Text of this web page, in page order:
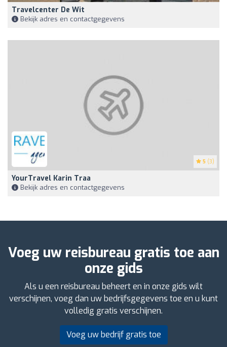
Travelcenter De Wit
Bekijk adres en contactgegevens
5 (3)
YourTravel Karin Traa
Bekijk adres en contactgegevens
Voeg uw reisbureau gratis toe aan
onze gids
Als u een reisbureau beheert en in onze gids wilt
verschijnen, voeg dan uw bedrijfsgegevens toe en u kunt
volledig gratis verschijnen.
Voeg uw bedrijf gratis toe